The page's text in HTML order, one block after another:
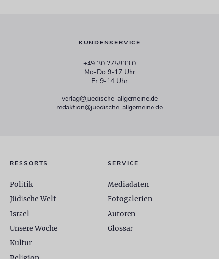
KUNDENSERVICE
+49 30 275833 0
Mo-Do 9-17 Uhr
Fr 9-14 Uhr
verlag@juedische-allgemeine.de
redaktion@juedische-allgemeine.de
RESSORTS
Politik
Jüdische Welt
Israel
Unsere Woche
Kultur
SERVICE
Mediadaten
Fotogalerien
Autoren
Glossar